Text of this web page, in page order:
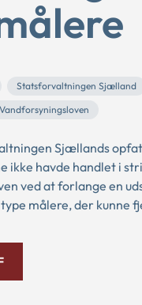
Statsforvaltningen Sjælland
Vandforsyningsloven
Sjællands
ikke havde handlet i
ved at forlange en
målere, der kunne